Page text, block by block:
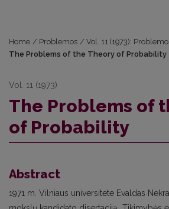
Home / Problemos / Vol. 11 (1973):
The Problems of the Theory of Probability
Vol. 11 (1973)
The Problems of
of Probability
Abstract
1971 m. Vilniaus universitete Evaldas